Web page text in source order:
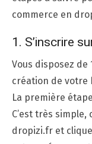
commerce en
1. S’inscrire
Vous disposez
création de votre
La première
C’est très
dropizi.fr et